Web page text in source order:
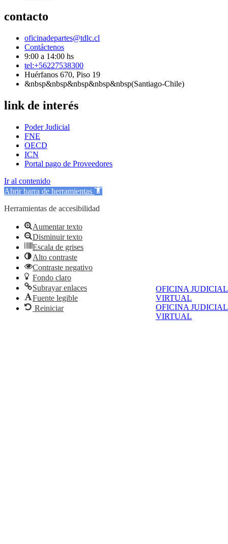
OFICINA JUDICIAL
VIRTUAL
OFICINA JUDICIAL
VIRTUAL
contacto
oficinadepartes@tdlc.cl
Contáctenos
9:00 a 14:00 hs
tel:+56227538300
Huérfanos 670, Piso 19
&nbsp&nbsp&nbsp&nbsp&nbsp(Santiago-Chile)
link de interés
Poder Judicial
FNE
OECD
ICN
Portal pago de Proveedores
Ir al contenido
Abrir barra de herramientas
Herramientas de accesibilidad
Aumentar texto
Disminuir texto
Escala de grises
Alto contraste
Contraste negativo
Fondo claro
Subrayar enlaces
Fuente legible
Reiniciar